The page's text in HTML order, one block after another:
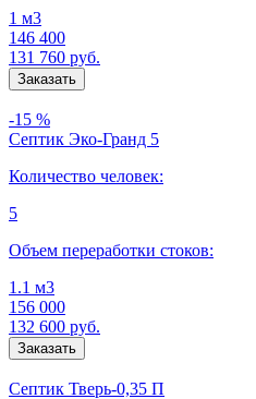
1 м3
146 400
131 760 руб.
-15 %
Септик Эко-Гранд 5
Количество человек:
5
Объем переработки стоков:
1.1 м3
156 000
132 600 руб.
Септик Тверь-0,35 П